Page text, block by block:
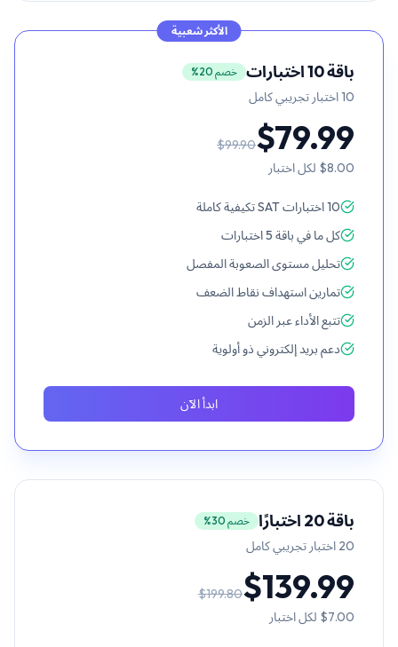
الأكثر شعبية
باقة 10 اختبارات خصم 20%
10اختبار تجريبي كامل
$79.99
$99.90
$8.00 لكل اختبار
10 اختبارات SAT تكيفية كاملة
كل ما في باقة 5 اختبارات
تحليل مستوى الصعوبة المفصل
تمارين استهداف نقاط الضعف
تتبع الأداء عبر الزمن
دعم بريد إلكتروني ذو أولوية
ابدأ الآن
باقة 20 اختبارًا خصم 30%
20 اختبار تجريبي كامل
$139.99
$199.80
$7.00 لكل اختبار